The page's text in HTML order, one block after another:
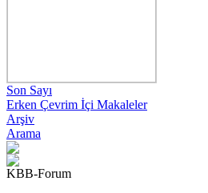
Son Sayı
Erken Çevrim İçi Makaleler
Arşiv
Arama
KBB-Forum